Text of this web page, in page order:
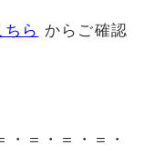
ちら からご確認
・＝・＝・＝・